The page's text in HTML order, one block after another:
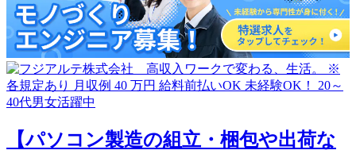
【パソコン製造の組立・梱包や出荷な